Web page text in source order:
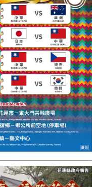
國外報導
台東縣
關山鎮
苗栗縣
其他地區
新竹市
和平鄉
台南市
澎湖縣